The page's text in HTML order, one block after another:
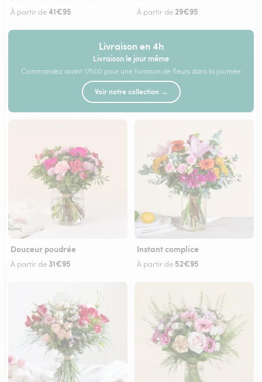
À partir de41€95 À partir de29€95
Livraison en 4h
Livraison le jour même
Commandez avant 17h00 pour une livraison de fleurs dans la journée
Voir notre collection →
Douceur poudrée
À partir de 31€95
Instant complice
À partir de 52€95